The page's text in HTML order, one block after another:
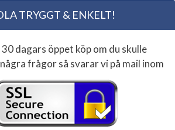
TRYGGT & ENKELT!
dagars öppet köp om du skulle
frågor så svarar vi på mail inom